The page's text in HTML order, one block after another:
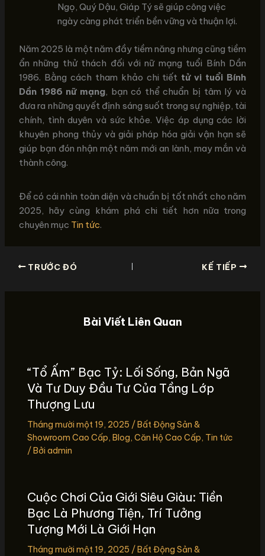
Ngọ, Quý Dậu, Giáp Tý sẽ giúp công việc
ngày càng phát triển bền vững và thuận lợi.
Năm 2025 là một năm đầy tiềm năng nhưng cũng tiềm
ẩn những thử thách đối với nữ mạng tuổi Bính Dần
1986. Bằng cách tham khảo chi tiết tử vi tuổi Bính
Dần 1986 nữ mạng, bạn có thể chuẩn bị tâm lý và
đưa ra những quyết định sáng suốt trong sự nghiệp, tài
chính, tình duyên và sức khỏe. Việc áp dụng các lời
khuyên phong thủy và giải pháp hóa giải vận hạn sẽ
giúp bạn đón nhận một năm mới an lành, may mắn và
thành công.
Để có cái nhìn toàn diện và chuẩn bị tốt nhất cho năm
2025, hãy cùng khám phá chi tiết hơn nữa trong
chuyên mục Tin tức.
TRƯỚC ĐÓ KẾ TIẾP
Bài Viết Liên Quan
“Tổ Ấm” Bạc Tỷ: Lối Sống, Bản Ngã
Và Tư Duy Đầu Tư Của Tầng Lớp
Thượng Lưu
Tháng mười một 19, 2025 / Bất Động Sản &
Showroom Cao Cấp, Blog, Căn Hộ Cao Cấp, Tin tức
/ Bởi admin
Cuộc Chơi Của Giới Siêu Giàu: Tiền
Bạc Là Phương Tiện, Trí Tưởng
Tượng Mới Là Giới Hạn
Tháng mười một 19, 2025 / Bất Động Sản &